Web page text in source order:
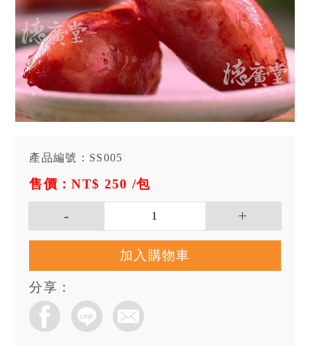
產品編號：SS005
售價：NT$ 250 /包
加入購物車
分享：